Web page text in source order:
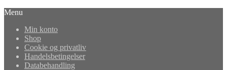
Menu
Min konto
Shop
Cookie og privatliv
Handelsbetingelser
Databehandling